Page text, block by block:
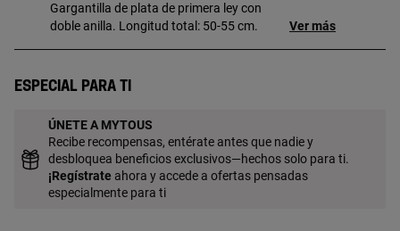
Gargantilla de plata de primera ley con
doble anilla. Longitud total: 50-55 cm.
Ver más
Especial para ti
ÚNETE A MYTOUS
Recibe recompensas, entérate antes que nadie y
desbloquea beneficios exclusivos—hechos solo para ti.
¡Regístrate ahora y accede a ofertas pensadas
especialmente para ti